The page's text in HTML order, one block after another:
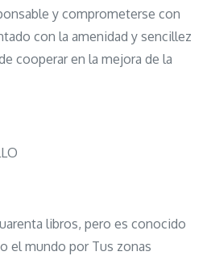
y comprometerse con
con la amenidad y sencillez
cooperar en la mejora de la
libros, pero es conocido
el mundo por Tus zonas